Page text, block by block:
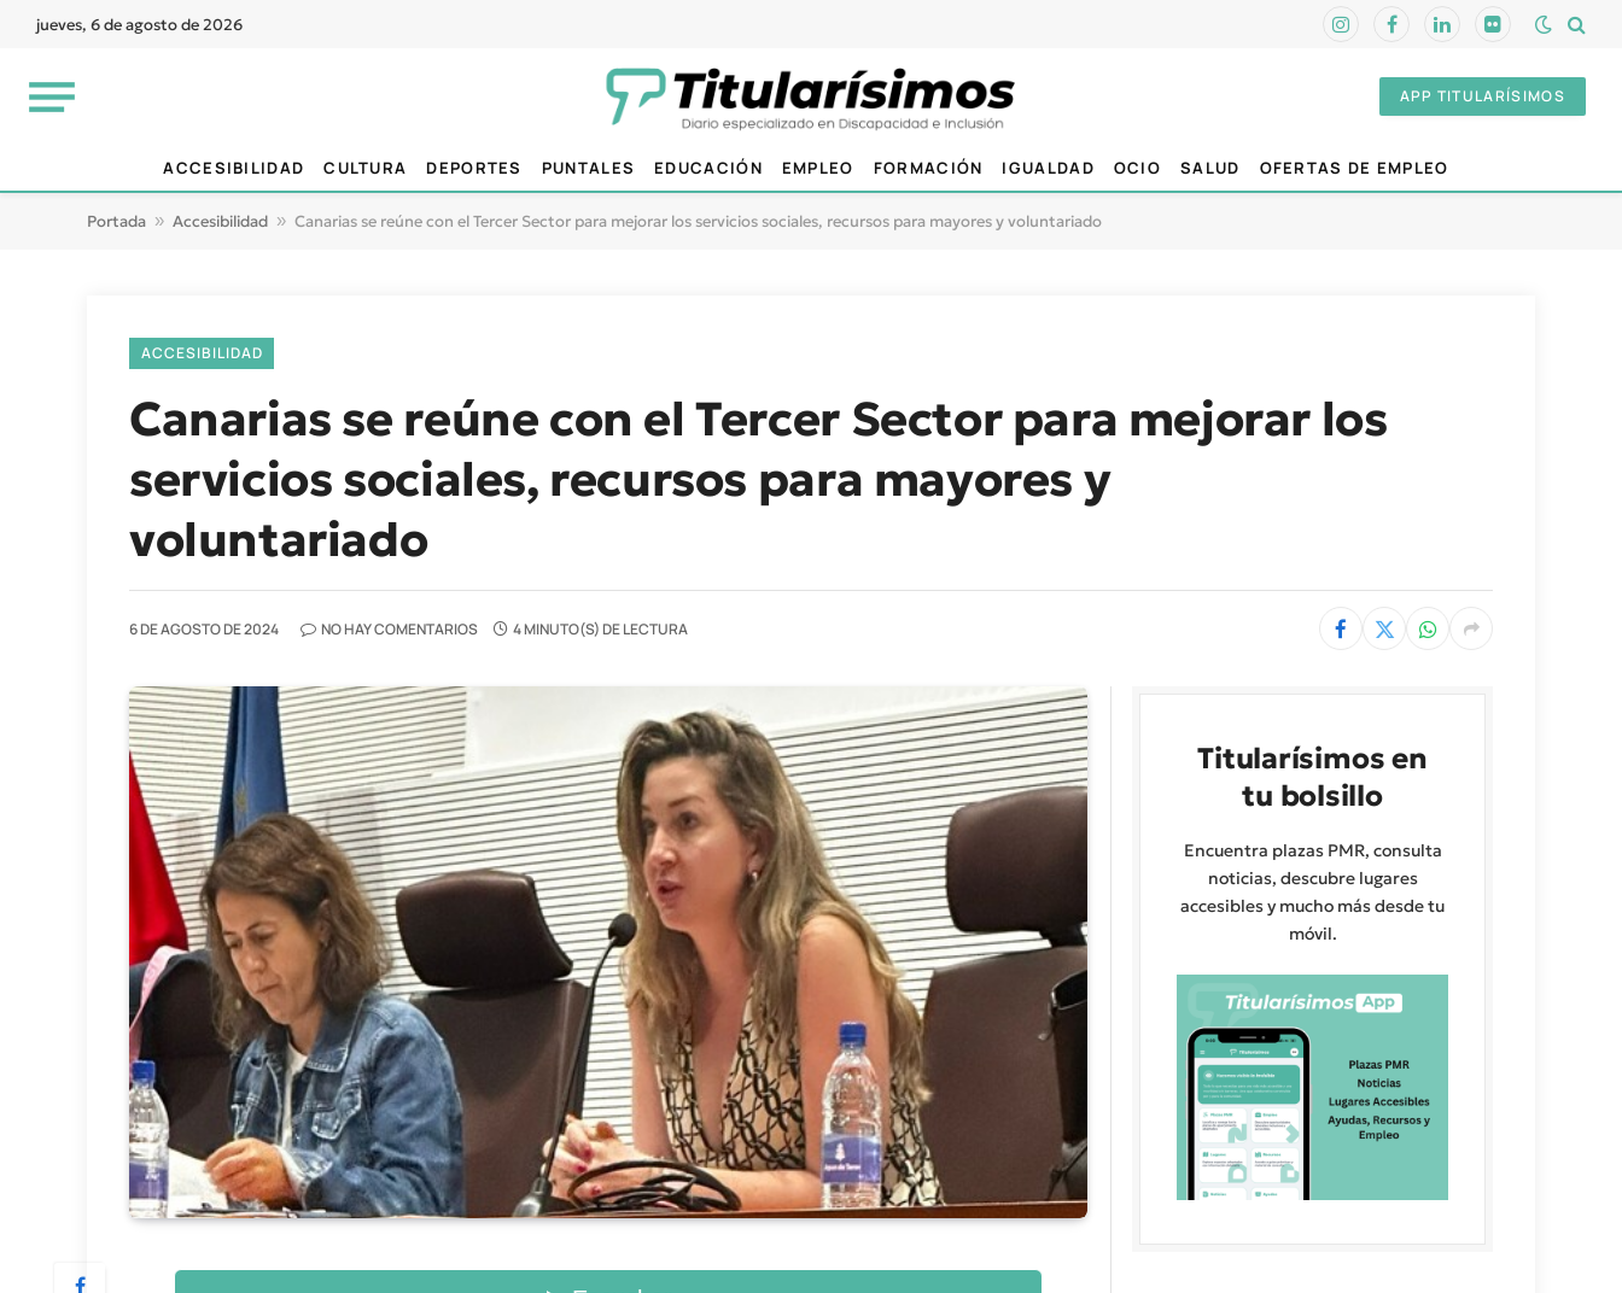
jueves, 6 de agosto de 2026 InstagramFacebookLinkedInFlickr
APP TITULARÍSIMOS
ACCESIBILIDAD CULTURA DEPORTES PUNTALES EDUCACIÓN EMPLEO FORMACIÓN IGUALDAD OCIO SALUD OFERTAS DE EMPLEO
Portada » Accesibilidad » Canarias se reúne con el Tercer Sector para mejorar los servicios sociales, recursos para mayores y voluntariado
ACCESIBILIDAD
Canarias se reúne con el Tercer Sector para mejorar los
servicios sociales, recursos para mayores y
voluntariado
6 DE AGOSTO DE 2024 NO HAY COMENTARIOS 4 MINUTO(S) DE LECTURA
Titularísimos en
tu bolsillo
Encuentra plazas PMR, consulta
noticias, descubre lugares
accesibles y mucho más desde tu
móvil.